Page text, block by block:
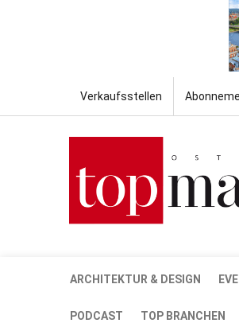
Verkaufsstellen
ARCHITEKTUR & DESIGN
PODCAST TOP BRANCHEN